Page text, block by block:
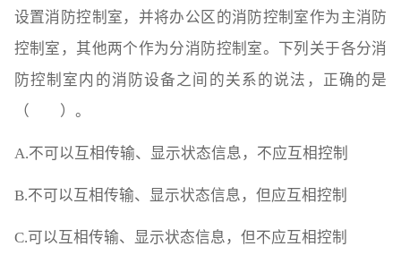
设置消防控制室，并将办公区的消防控制室作为主消防
控制室，其他两个作为分消防控制室。下列关于各分消
防控制室内的消防设备之间的关系的说法，正确的是
（ ）。
A.不可以互相传输、显示状态信息，不应互相控制
B.不可以互相传输、显示状态信息，但应互相控制
C.可以互相传输、显示状态信息，但不应互相控制